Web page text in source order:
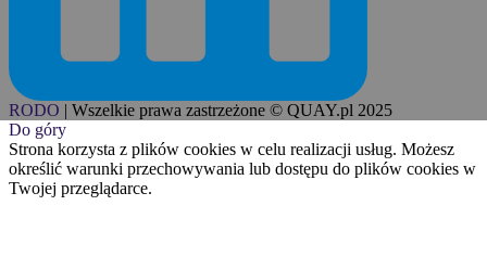
RODO | Wszelkie prawa zastrzeżone © QUAY.pl 2025
Do góry
Strona korzysta z plików cookies w celu realizacji usług. Możesz
określić warunki przechowywania lub dostępu do plików cookies w
Twojej przeglądarce.